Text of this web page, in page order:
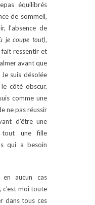
équilibrés
de sommeil,
l’absence de
je coupe tout),
fait ressentir et
avant que
suis désolée
côté obscur,
comme une
ne pas réussir
d’être une
tout une fille
qui a besoin
aucun cas
c’est moi toute
dans tous ces